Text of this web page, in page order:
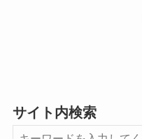
サイト内検索